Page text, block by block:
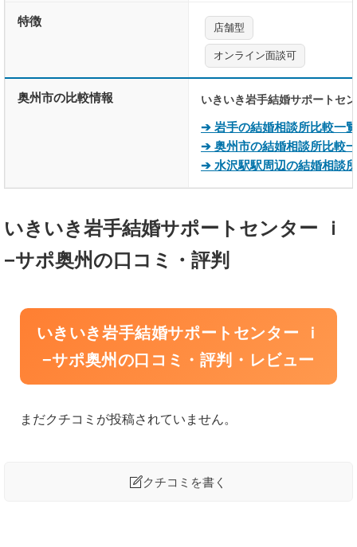
特徴 店舗型
オンライン面談可
奥州市の比較情報 いきいき岩手結婚サポートセ
➔ 岩手の結婚相談所比較一覧
➔ 奥州市の結婚相談所比較
➔ 水沢駅駅周辺の結婚相談
いきいき岩手結婚サポートセンター ｉ
−サポ奥州の口コミ・評判
いきいき岩手結婚サポートセンター ｉ
−サポ奥州の口コミ・評判・レビュー
まだクチコミが投稿されていません。
クチコミを書く